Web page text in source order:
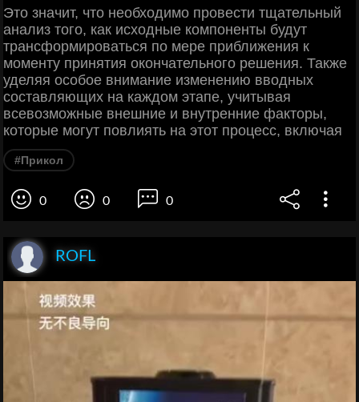
Это значит, что необходимо провести тщательный
анализ того, как исходные компоненты будут
трансформироваться по мере приближения к
моменту принятия окончательного решения. Также
уделяя особое внимание изменению вводных
составляющих на каждом этапе, учитывая
всевозможные внешние и внутренние факторы,
которые могут повлиять на этот процесс, включая
#Прикол
0 0 0
ROFL